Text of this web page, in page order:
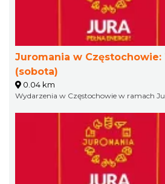
Juromania w Częstochowie:
(sobota)
0.04 km
Wydarzenia w Częstochowie w ramach